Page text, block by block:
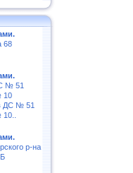
68
№ 51
10
ДС № 51
р-на